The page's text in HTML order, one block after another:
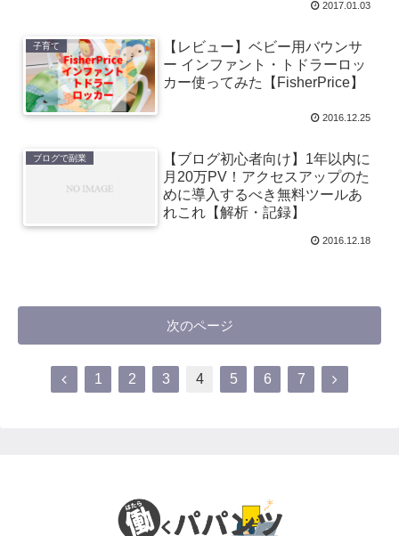
2017.01.03
子育て
【レビュー】ベビー用バウンサ
ー インファント・トドラーロッ
カー使ってみた【FisherPrice】
2016.12.25
ブログで副業
【ブログ初心者向け】1年以内に
月20万PV！アクセスアップのた
めに導入するべき無料ツールあ
れこれ【解析・記録】
2016.12.18
次のページ
1 2 3 4 5 6 7